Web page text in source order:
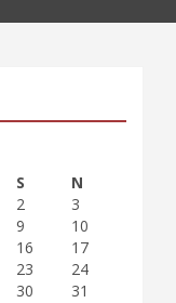
S
N
2
3
9
10
16
17
23
24
30 31